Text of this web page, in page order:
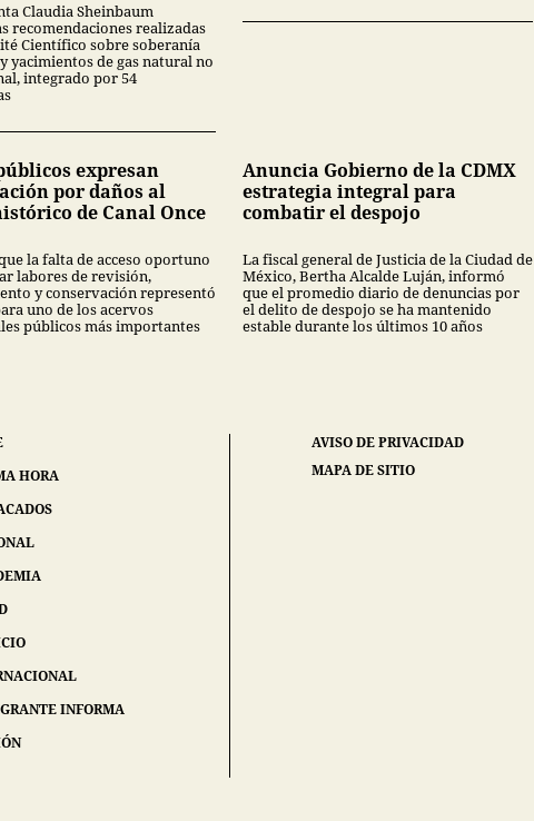
Claudia Sheinbaum
recomendaciones realizadas
Científico sobre soberanía
yacimientos de gas natural no
integrado por 54
expresan
por daños al
de Canal Once
la falta de acceso oportuno
labores de revisión,
y conservación representó
uno de los acervos
públicos más importantes
Anuncia Gobierno de la CDMX
estrategia integral para
combatir el despojo
La fiscal general de Justicia de la Ciudad de
México, Bertha Alcalde Luján, informó
que el promedio diario de denuncias por
el delito de despojo se ha mantenido
estable durante los últimos 10 años
HORA
INFORMA
AVISO DE PRIVACIDAD
MAPA DE SITIO